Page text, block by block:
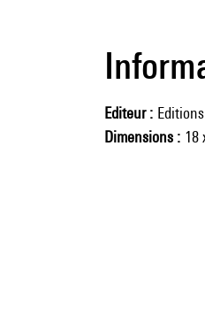
Editeur
Dimensions
18